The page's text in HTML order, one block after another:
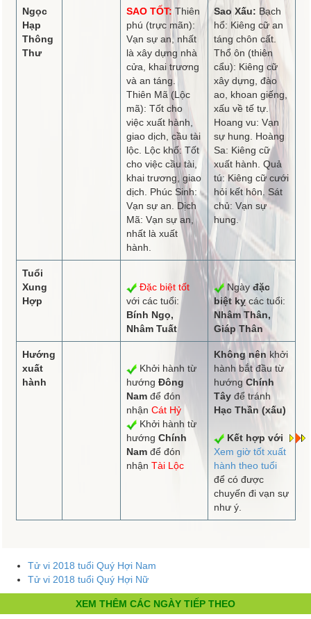
Ngọc
Hạp
Thông
Thư
SAO TỐT:Thiên
phú (trực mãn):
Vạn sự an, nhất
là xây dựng nhà
cửa, khai trương
và an táng.
Thiên Mã (Lộc
mã): Tốt cho
việc xuất hành,
giao dịch, cầu tài
lộc. Lộc khố: Tốt
cho việc cầu tài,
khai trương, giao
dịch. Phúc Sinh:
Vạn sự an. Dịch
Mã: Vạn sự an,
nhất là xuất
hành.
Sao Xấu: Bạch
hổ: Kiêng cữ an
táng chôn cất.
Thổ ôn (thiên
cẩu): Kiêng cữ
xây dựng, đào
ao, khoan giếng,
xấu về tế tự.
Hoang vu: Vạn
sự hung. Hoàng
Sa: Kiêng cữ
xuất hành. Quả
tú: Kiêng cữ cưới
hỏi kết hôn. Sát
chủ: Vạn sự
hung.
Tuổi
Xung
Hợp
Đặc biệt tốt
với các tuổi:
Bính Ngọ,
Nhâm Tuất
Ngàyđặc
biệt kỵcác tuổi:
Nhâm Thân,
Giáp Thân
Hướng
xuất
hành
Khởi hành từ
hướng Đông
Namđể đón
nhận Cát Hỷ
Khởi hành từ
hướng Chính
Namđể đón
nhận Tài Lộc
Không nên khởi
hành bắt đầu từ
hướngChính
Tâyđể tránh
Hạc Thần (xấu)
Kết hợp với
Xem giờ tốt xuất
hành theo tuổi
để có được
chuyến đi vạn sự
như ý.
Tử vi 2018 tuổi Quý Hợi Nam
Tử vi 2018 tuổi Quý Hợi Nữ
XEM THÊM CÁC NGÀY TIẾP THEO